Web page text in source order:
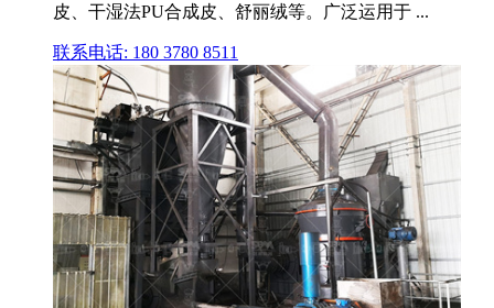
皮、干湿法PU合成皮、舒丽绒等。广泛运用于 ...
联系电话: 180 3780 8511